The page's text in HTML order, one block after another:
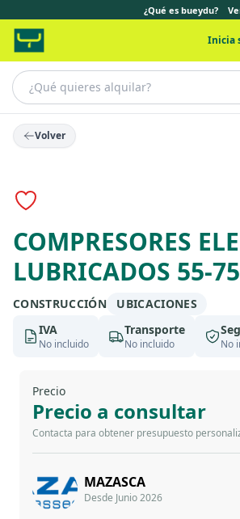
¿Qué es bueydu?
Inicia
Volver
COMPRESORES
LUBRICADOS 55-
CONSTRUCCIÓN
UBICACIONES
IVA
No incluido
Transporte
No incluido No
Precio
Precio a consultar
Contacta para obtener presupuesto
MAZASCA
Desde Junio 2026